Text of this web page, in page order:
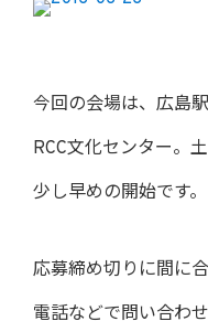
今回の会場は、広島
RCC文化センター。
少し早めの開始です。
応募締め切りに間に
電話などで問い合わ